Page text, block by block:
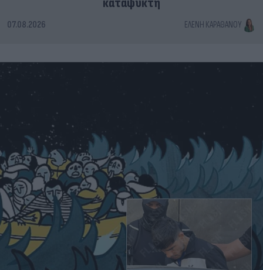
καταψύκτη
07.08.2026 ΕΛΈΝΗ ΚΑΡΑΘΆΝΟΥ